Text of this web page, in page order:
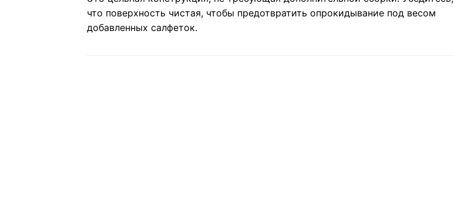
что поверхность чистая, чтобы предотвратить опрокидывание под весом
добавленных салфеток.